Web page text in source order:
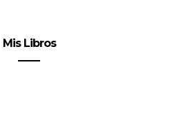
Mis Libros